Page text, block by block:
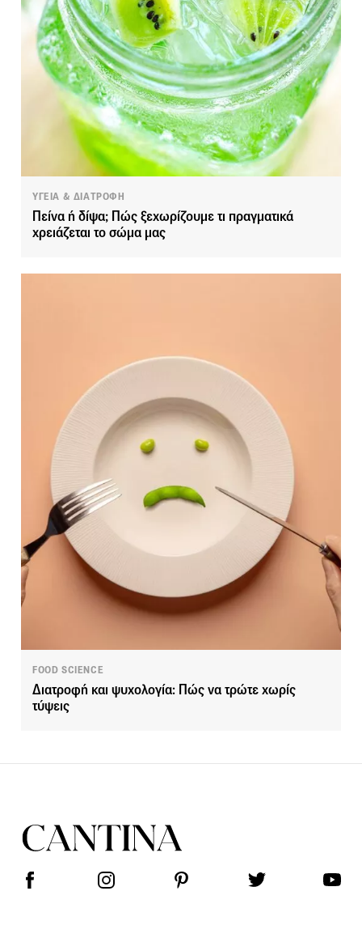
ΥΓΕΙΑ & ΔΙΑΤΡΟΦΗ
Πείνα ή δίψα; Πώς ξεχωρίζουμε τι πραγματικά
χρειάζεται το σώμα μας
FOOD SCIENCE
Διατροφή και ψυχολογία: Πώς να τρώτε χωρίς
τύψεις